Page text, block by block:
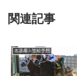
関連記事
名古屋・笠松予想